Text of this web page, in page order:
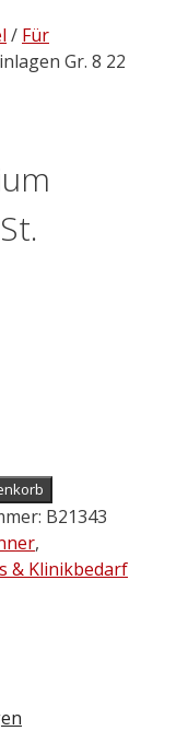
/ Für
Gr. 8 22
B21343
,
& Klinikbedarf